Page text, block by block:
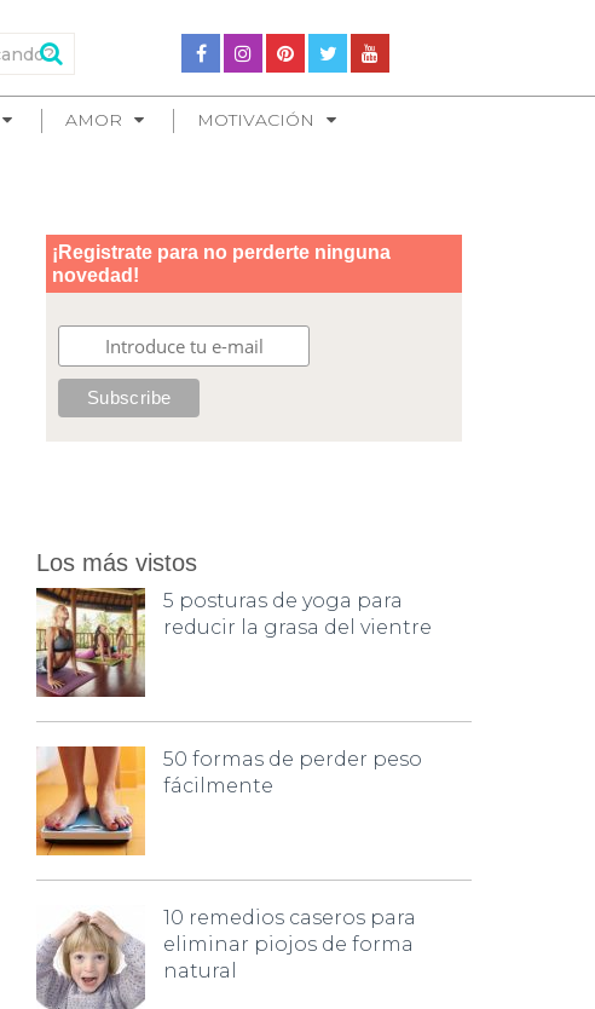
AMOR MOTIVACIÓN
Los más vistos
5 posturas de yoga para
reducir la grasa del vientre
50 formas de perder peso
fácilmente
10 remedios caseros para
eliminar piojos de forma
natural